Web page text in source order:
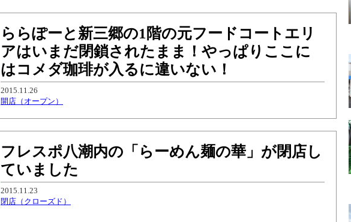
ららぽーと新三郷の1階の元フードコートエリ
アはいまだ閉鎖されたまま！やっぱりここに
はコメダ珈琲が入るに違いない！
2015.11.26
開店（オープン）
フレスポ八潮内の「らーめん麺の華」が閉店し
ていました
2015.11.23
閉店（クローズド）